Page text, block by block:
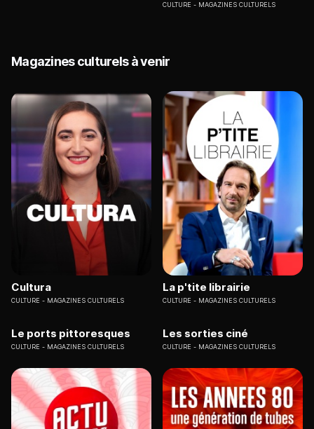
CULTURE MAGAZINES CULTURELS
Magazines culturels à venir
Cultura
CULTURE MAGAZINES CULTURELS
La p'tite librairie
CULTURE MAGAZINES CULTURELS
Le ports pittoresques
CULTURE MAGAZINES CULTURELS
Les sorties ciné
CULTURE MAGAZINES CULTURELS